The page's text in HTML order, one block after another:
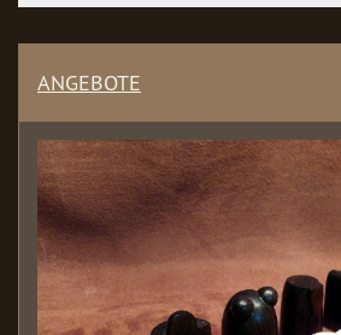
ANGEBOTE